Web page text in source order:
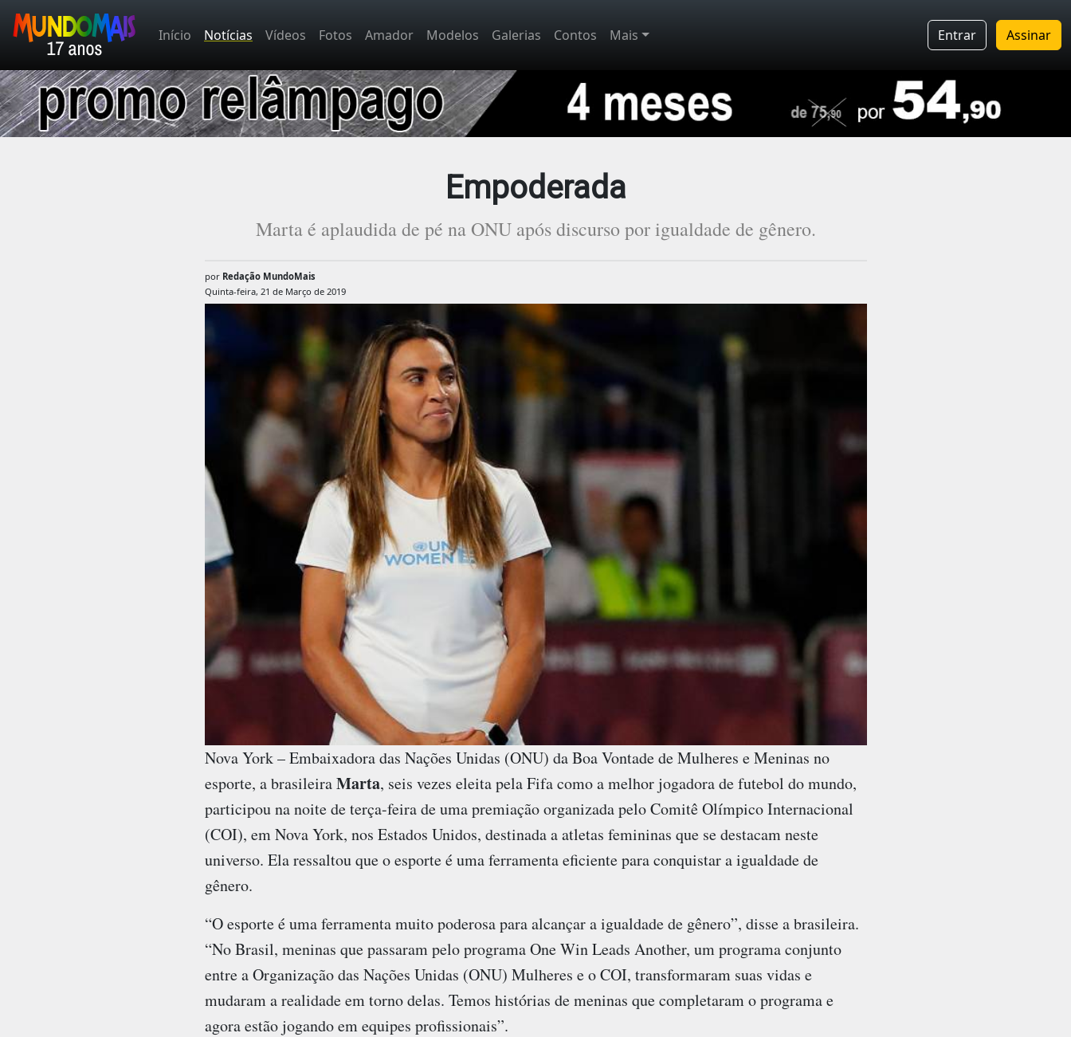
Início Notícias Vídeos Fotos Amador Modelos Galerias Contos Mais Entrar Assinar
Empoderada
Marta é aplaudida de pé na ONU após discurso por igualdade de gênero.
por Redação MundoMais
Quinta-feira, 21 de Março de 2019
Nova York – Embaixadora das Nações Unidas (ONU) da Boa Vontade de Mulheres e Meninas no
esporte, a brasileiraMarta, seis vezes eleita pela Fifa como a melhor jogadora de futebol do mundo,
participou na noite de terça-feira de uma premiação organizada pelo Comitê Olímpico Internacional
(COI), em Nova York, nos Estados Unidos, destinada a atletas femininas que se destacam neste
universo. Ela ressaltou que o esporte é uma ferramenta eficiente para conquistar a igualdade de
gênero.
“O esporte é uma ferramenta muito poderosa para alcançar a igualdade de gênero”, disse a brasileira.
“No Brasil, meninas que passaram pelo programa One Win Leads Another, um programa conjunto
entre a Organização das Nações Unidas (ONU) Mulheres e o COI, transformaram suas vidas e
mudaram a realidade em torno delas. Temos histórias de meninas que completaram o programa e
agora estão jogando em equipes profissionais”.